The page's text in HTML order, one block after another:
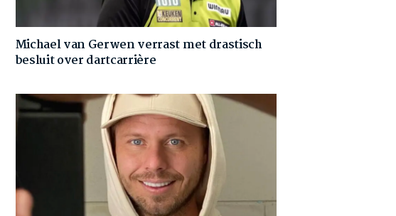
Michael van Gerwen verrast met drastisch
besluit over dartcarrière